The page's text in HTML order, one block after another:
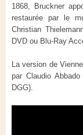
1868, Bruckner
restaurée par le
Christian
DVD ou Blu-Ray
La version de
par Claudio
DGG).